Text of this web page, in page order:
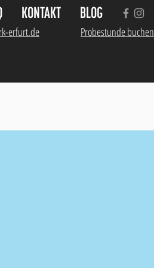
KONTAKT BLOG
erfurt.de Probestunde buchen